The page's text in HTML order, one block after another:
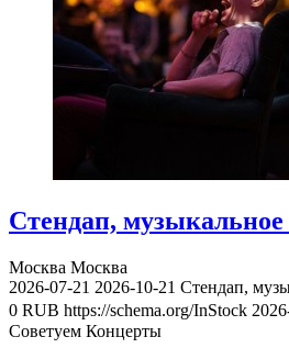
Стендап,
Москва Москва
2026-07-21 2026-10-21 Стендап,
0 RUB https://schema.org/InStock
Советуем Концерты